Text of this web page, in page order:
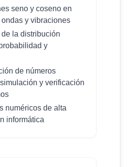
seno y coseno en
y vibraciones
la distribución
y
de números
y verificación
numéricos de alta
informática